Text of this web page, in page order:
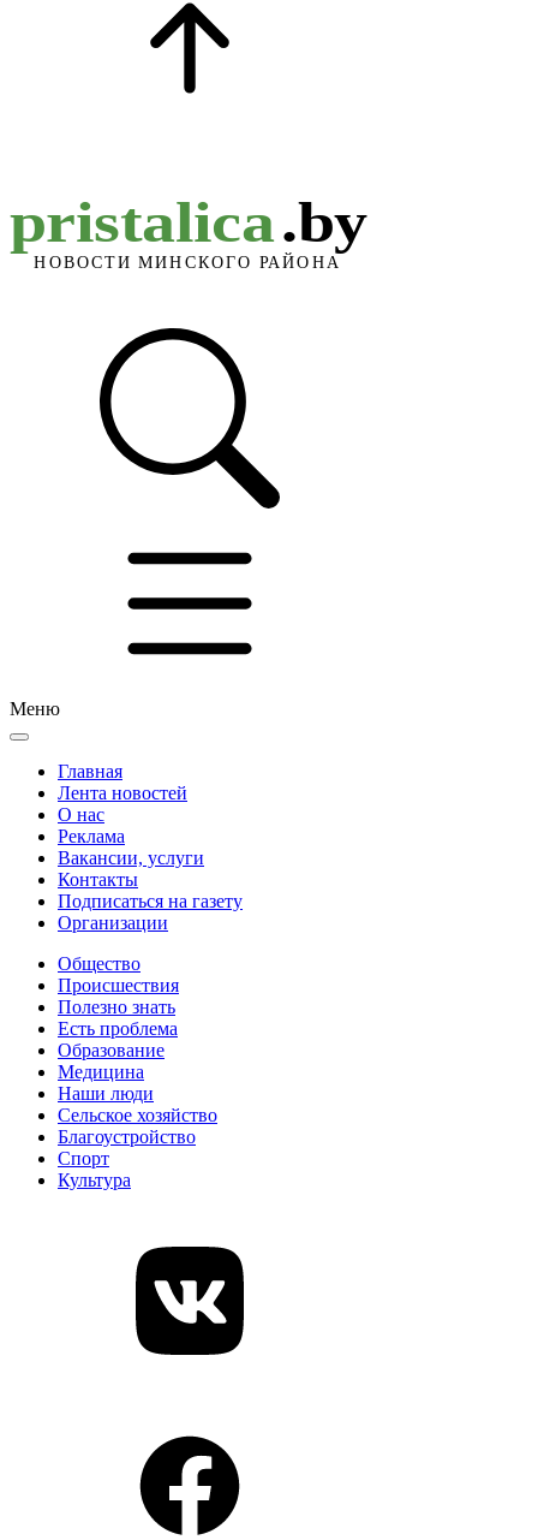
Меню
Главная
Лента новостей
О нас
Реклама
Вакансии, услуги
Контакты
Подписаться на газету
Организации
Общество
Происшествия
Полезно знать
Есть проблема
Образование
Медицина
Наши люди
Сельское хозяйство
Благоустройство
Спорт
Культура